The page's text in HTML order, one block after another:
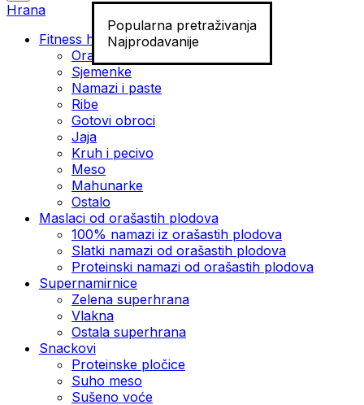
Popularna pretraživanja
Najprodavanije
Hrana
Fitness hrana
Orašasti plodovi
Sjemenke
Namazi i paste
Ribe
Gotovi obroci
Jaja
Kruh i pecivo
Meso
Mahunarke
Ostalo
Maslaci od orašastih plodova
100% namazi iz orašastih plodova
Slatki namazi od orašastih plodova
Proteinski namazi od orašastih plodova
Supernamirnice
Zelena superhrana
Vlakna
Ostala superhrana
Snackovi
Proteinske pločice
Suho meso
Sušeno voće